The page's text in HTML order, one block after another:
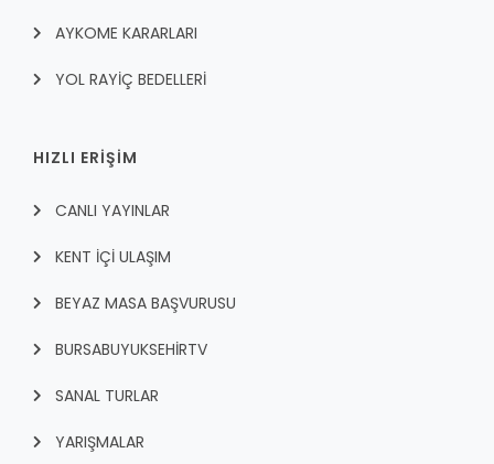
AYKOME KARARLARI
YOL RAYİÇ BEDELLERİ
HIZLI ERİŞİM
CANLI YAYINLAR
KENT İÇI ULAŞIM
BEYAZ MASA BAŞVURUSU
BURSABUYUKSEHIRTV
SANAL TURLAR
YARIŞMALAR